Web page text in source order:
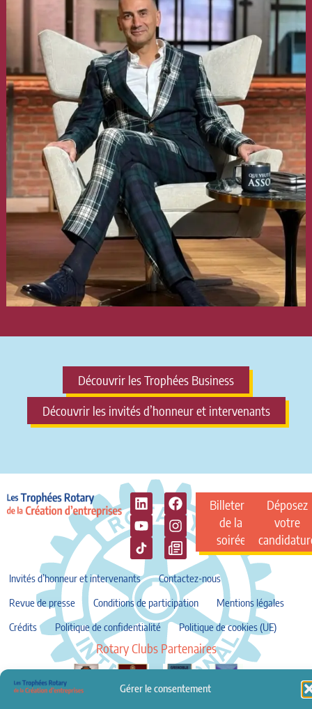
Gérer le consentement
Découvrir les Trophées Business
Découvrir les invités d’honneur et intervenants
Billeterie
de la
soirée
Déposez
votre
Invités d’honneur et intervenants
Contactez-nous
Revue de presse
Conditions de participation
Mentions légales
Crédits
Politique de confidentialité Politique de cookies (UE)
Rotary Clubs Partenaires